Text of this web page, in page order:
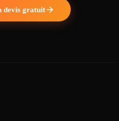
devis gratuit